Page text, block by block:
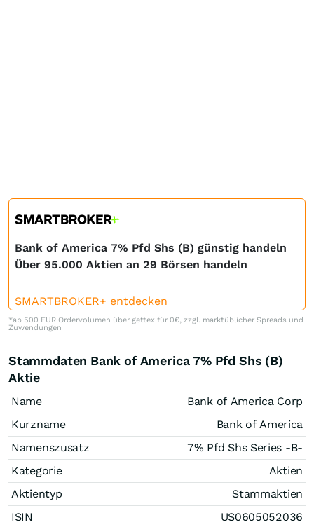
Bank of America 7% Pfd Shs (B) günstig handeln
Über 95.000 Aktien an 29 Börsen handeln
SMARTBROKER+ entdecken
*ab 500 EUR Ordervolumen über gettex für 0€, zzgl. marktüblicher Spreads und
Zuwendungen
Stammdaten Bank of America 7% Pfd Shs (B)
Aktie
Name
Bank of America Corp
Kurzname
Bank of America
Namenszusatz
7% Pfd Shs Series -B-
Kategorie
Aktien
Aktientyp
Stammaktien
ISIN
US0605052036